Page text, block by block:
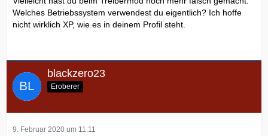
Welches Betriebssystem verwendest du eigentlich? Ich hoffe
nicht wirklich XP, wie es in deinem Profil steht.
blackzero23
Eroberer
9. Februar 2020 um 11:11